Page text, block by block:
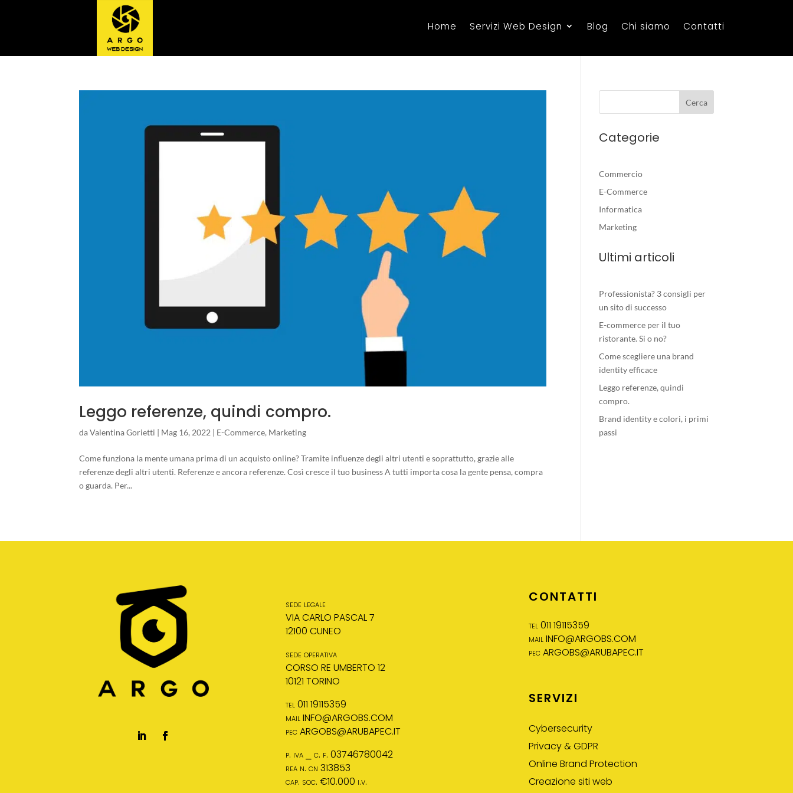
Home Servizi Web Design Blog Chi siamo Contatti
Leggo referenze, quindi compro.
daValentina Gorietti | Mag 16, 2022 | E-Commerce, Marketing
Come funziona la mente umana prima di un acquisto online? Tramite influenze degli altri utenti e soprattutto, grazie alle
referenze degli altri utenti. Referenze e ancora referenze. Così cresce il tuo business A tutti importa cosa la gente pensa, compra
o guarda. Per...
Categorie
Commercio
E-Commerce
Informatica
Marketing
Ultimi articoli
Professionista? 3 consigli per
un sito di successo
E-commerce per il tuo
ristorante. Si o no?
Come scegliere una brand
identity efficace
Leggo referenze, quindi
compro.
Brand identity e colori, i primi
passi
sede legale
VIA CARLO PASCAL 7
12100 CUNEO
sede operativa
CORSO RE UMBERTO 12
10121 TORINO
tel 011 19115359
mailINFO@ARGOBS.COM
pecARGOBS@ARUBAPEC.IT
p. iva ⎯ c. f. 03746780042
rea n. cn 313853
cap. soc. €10.000 i.v.
CONTATTI
tel 011 19115359
mailINFO@ARGOBS.COM
pecARGOBS@ARUBAPEC.IT
SERVIZI
Cybersecurity
Privacy & GDPR
Online Brand Protection
Creazione siti web